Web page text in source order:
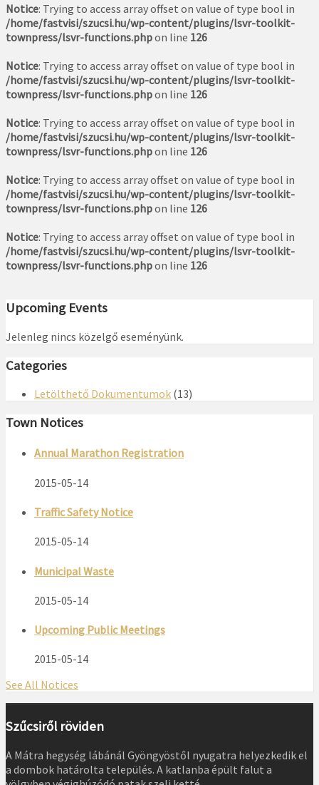
Notice: Trying to access array offset on value of type bool in
/home/fastvisi/szucsi.hu/wp-content/plugins/lsvr-toolkit-
townpress/lsvr-functions.phpon line 126
Notice: Trying to access array offset on value of type bool in
/home/fastvisi/szucsi.hu/wp-content/plugins/lsvr-toolkit-
townpress/lsvr-functions.phpon line 126
Notice: Trying to access array offset on value of type bool in
/home/fastvisi/szucsi.hu/wp-content/plugins/lsvr-toolkit-
townpress/lsvr-functions.phpon line 126
Notice: Trying to access array offset on value of type bool in
/home/fastvisi/szucsi.hu/wp-content/plugins/lsvr-toolkit-
townpress/lsvr-functions.phpon line 126
Notice: Trying to access array offset on value of type bool in
/home/fastvisi/szucsi.hu/wp-content/plugins/lsvr-toolkit-
townpress/lsvr-functions.phpon line 126
Upcoming Events
Jelenleg nincs közelgő eseményünk.
Categories
Letölthető Dokumentumok (13)
Town Notices
Annual Marathon Registration
2015-05-14
Traffic Safety Notice
2015-05-14
Municipal Waste
2015-05-14
Upcoming Public Meetings
2015-05-14
See All Notices
Szűcsiről röviden
A Mátra hegység lábánál Gyöngyöstől nyugatra helyezkedik el
a dombok határolta település. A katlanba épült falut a